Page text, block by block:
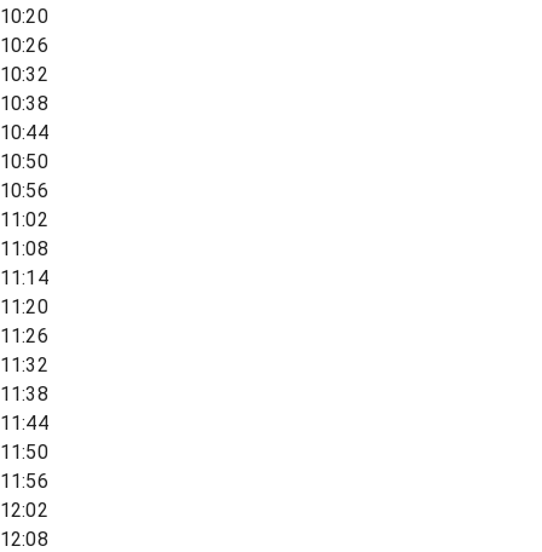
10:20
10:26
10:32
10:38
10:44
10:50
10:56
11:02
11:08
11:14
11:20
11:26
11:32
11:38
11:44
11:50
11:56
12:02
12:08